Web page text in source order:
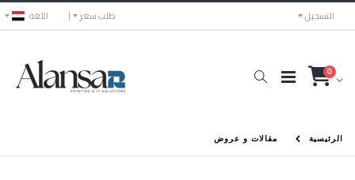
اللغه طلب سعر التسجيل
0
الرئيسية مقالات و عروض